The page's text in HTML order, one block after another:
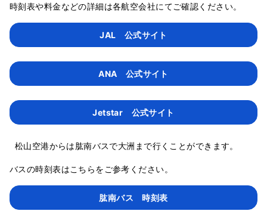
時刻表や料金などの詳細は各航空会社にてご確認ください。
JAL 公式サイト
ANA 公式サイト
Jetstar 公式サイト
松山空港からは肱南バスで大洲まで行くことができます。
バスの時刻表はこちらをご参考ください。
肱南バス 時刻表